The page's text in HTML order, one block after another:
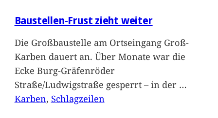
Baustellen-Frust zieht weiter
Die Großbaustelle am Ortseingang Groß-
Karben dauert an. Über Monate war die
Ecke Burg-Gräfenröder
Straße/Ludwigstraße gesperrt – in der …
Karben, Schlagzeilen